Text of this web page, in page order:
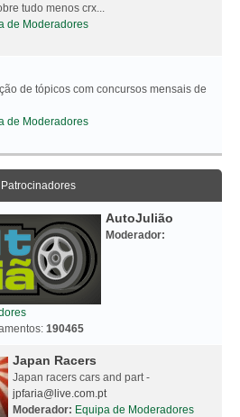
tudo menos crx...
de Moderadores
de tópicos com concursos mensais de
de Moderadores
Patrocinadores
AutoJulião
Moderador:
190465
Japan Racers
Japan racers cars and part -
jpfaria@live.com.pt
Moderador: Equipa de Moderadores